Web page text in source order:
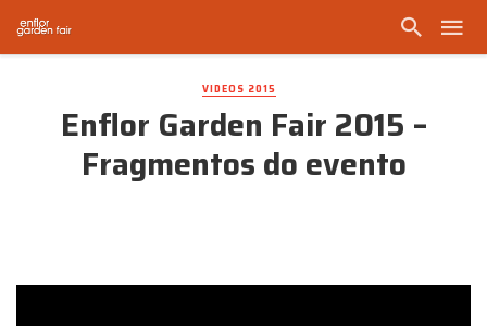
VIDEOS 2015
Enflor Garden Fair 2015 –
Fragmentos do evento